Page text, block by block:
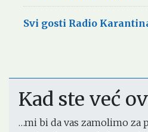
Svi gosti Radio
Kad ste već
…mi bi da vas zamolimo za